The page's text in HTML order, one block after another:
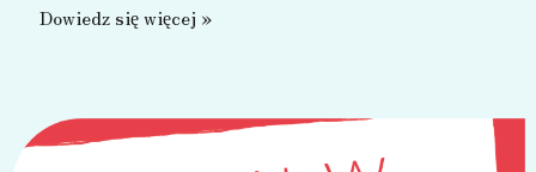
„Tak.
świąteczna
Dowiedz się więcej »